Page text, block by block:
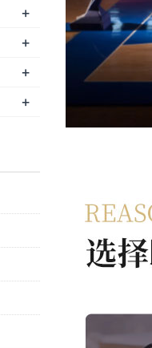
+
+
+
+